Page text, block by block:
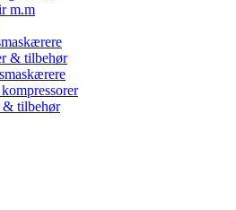
m.m
& tilbehør
& tilbehør